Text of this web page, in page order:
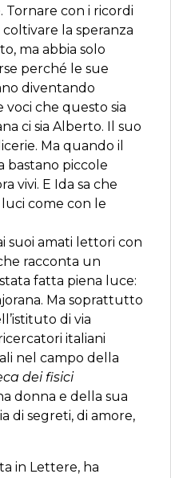
Tornare con i ricordi
la speranza
ma abbia solo
perché le sue
diventando
voci che questo sia
ci sia Alberto. Il suo
Ma quando il
bastano piccole
vivi. E Ida sa che
come con le
suoi amati lettori con
racconta un
fatta piena luce:
Ma soprattutto
di via
italiani
nel campo della
dei fisici
donna e della sua
di segreti, di amore,
in Lettere, ha